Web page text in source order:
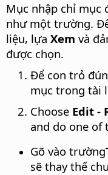
Mục nhập chỉ mục
như một trường.
liệu, lựa Xem và
được chọn.
Để con trỏ
mục trong tài
Choose Edit -
and do one of
Gõ vào trường
sẽ thay thế